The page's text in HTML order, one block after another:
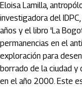
Eloisa Lamilla,
investigadora del
años y el libro 'La
permanencias en el
exploración para
borrado de la ciudad y
en el año 2000. Este